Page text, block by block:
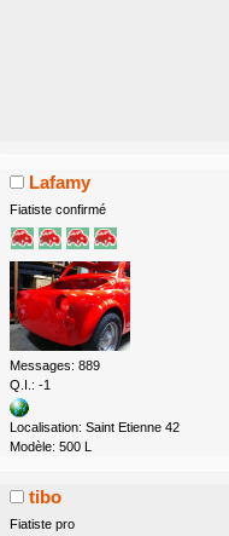
Lafamy
Fiatiste confirmé
Messages: 889
Q.I.: -1
Localisation: Saint Etienne 42
Modèle: 500 L
tibo
Fiatiste pro